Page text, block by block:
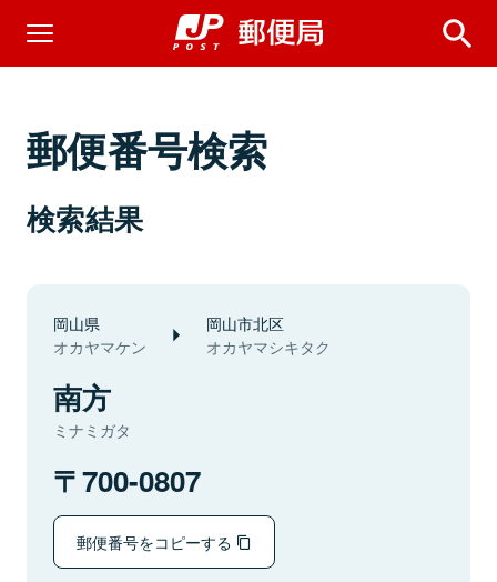
郵便番号検索
検索結果
岡山県
オカヤマケン
岡山市北区
オカヤマシキタク
南方
ミナミガタ
700-0807
郵便番号をコピーする